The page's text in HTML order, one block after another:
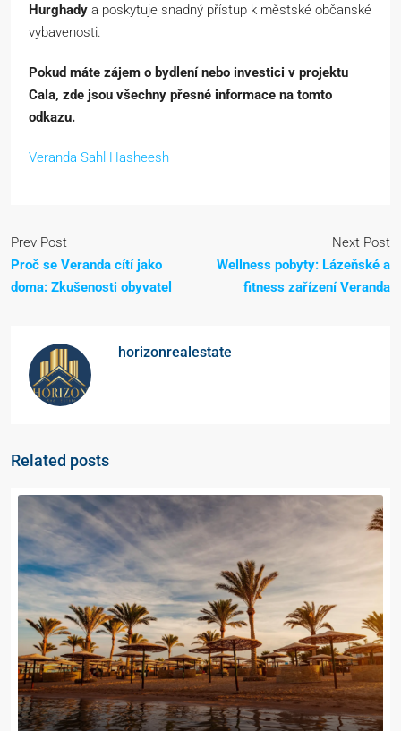
Hurghady a poskytuje snadný přístup k městské občanské
vybavenosti.
Pokud máte zájem o bydlení nebo investici v projektu
Cala, zde jsou všechny přesné informace na tomto
odkazu.
Veranda Sahl Hasheesh
Prev Post
Proč se Veranda cítí jako
doma: Zkušenosti obyvatel
Next Post
Wellness pobyty: Lázeňské a
fitness zařízení Veranda
horizonrealestate
Related posts